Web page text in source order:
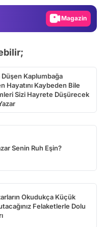
Video
Düşen Kaplumbağa
Hayatını Kaybeden Bile
Sizi Hayrete Düşürecek
Senin Ruh Eşin?
Okudukça Küçük
Felaketlerle Dolu